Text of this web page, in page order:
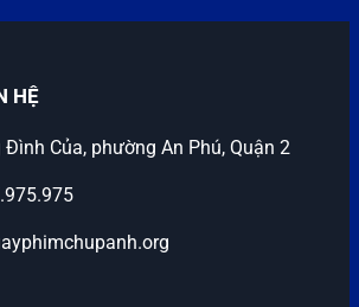
HỆ
Của, phường An Phú, Quận 2